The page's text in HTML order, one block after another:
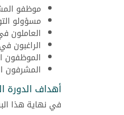
موظفو
مسؤولو
العاملون
الراغبون
الموظفون
المشرفون
أهداف الدورة
في نهاية هذا